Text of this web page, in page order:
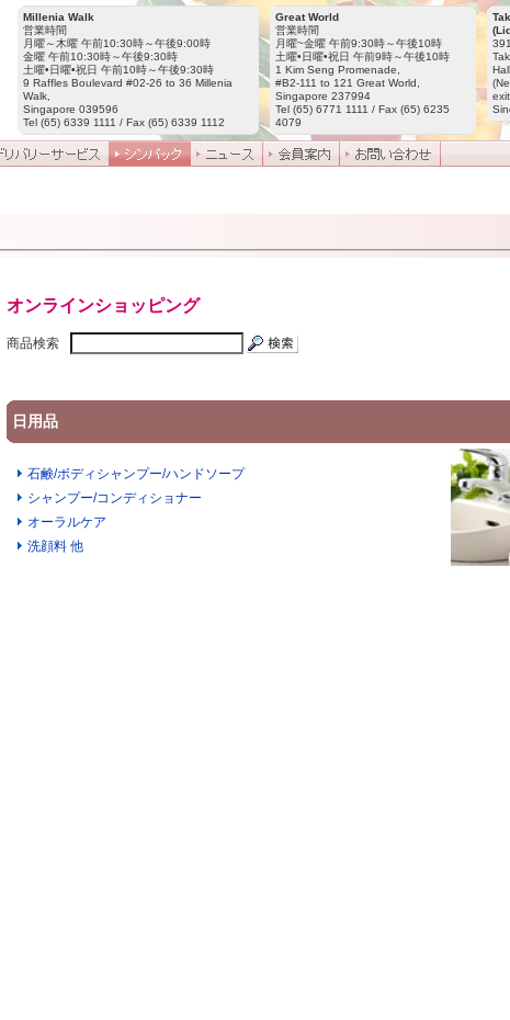
Millenia Walk
営業時間
月曜～木曜 午前10:30時～午後9:00時
金曜 午前10:30時～午後9:30時
土曜•日曜•祝日 午前10時～午後9:30時
9 Raffles Boulevard #02-26 to 36 Millenia
Walk,
Singapore 039596
Tel (65) 6339 1111 / Fax (65) 6339 1112
Great World
営業時間
月曜~金曜 午前9:30時～午後10時
土曜•日曜•祝日 午前9時～午後10時
1 Kim Seng Promenade,
#B2-111 to 121 Great World,
Singapore 237994
Tel (65) 6771 1111 / Fax (65) 6235
4079
Hall,
オンラインショッピング
商品検索
日用品
石鹸/ボディシャンプー/ハンドソープ
シャンプー/コンディショナー
オーラルケア
洗顔料 他